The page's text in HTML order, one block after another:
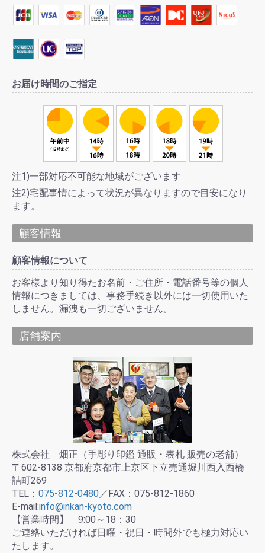
お届け時間のご指定
注1)一部対応不可能な地域がございます
注2)宅配事情によって状況が異なりますので目安になり
ます。
顧客情報
顧客情報について
お客様より知り得たお名前・ご住所・電話番号等の個人
情報につきましては、事務手続き以外には一切使用いた
しません。漏洩も一切ございません。
店舗案内
株式会社 畑正（手彫り印鑑 通販・表札 販売の老舗）
〒602-8138 京都府京都市上京区下立売通堀川西入西橋
詰町269
TEL： 075-812-0480／FAX：075-812-1860
E-mail:info@inkan-kyoto.com
【営業時間】 9:00～18：30
ご連絡いただければ日曜・祝日・時間外でも極力対応い
たします。